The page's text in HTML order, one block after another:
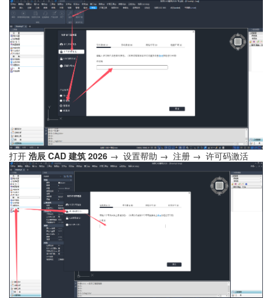
打开 浩辰 CAD 建筑 2026 → 设置帮助 → 注册 → 许可码激活